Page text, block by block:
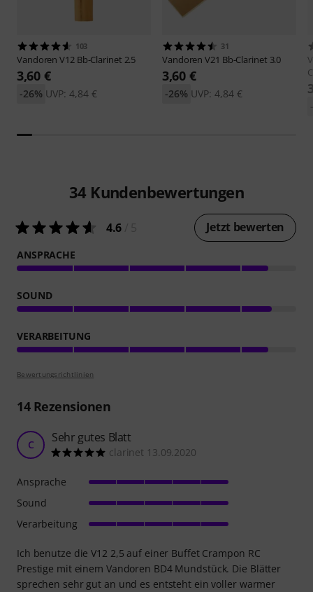
103
VandorenV12 Bb-Clarinet 2.5
3,60 €
UVP: 4,84 €
-26%
31
VandorenV21 Bb-Clarinet 3.0
3,60 €
UVP: 4,84 €
-26%
34 Kundenbewertungen
4.6 Jetzt bewerten
ANSPRACHE
SOUND
VERARBEITUNG
Bewertungsrichtlinien
14Rezensionen
C Sehr gutes Blatt
clarinet 13.09.2020
Ich benutze die V12 2,5 auf einer Buffet Crampon RC
Prestige mit einem Vandoren BD4 Mundstück. Die Blätter
sprechen sehr gut an und es entsteht ein voller warmer
Ansprache
Sound
Verarbeitung